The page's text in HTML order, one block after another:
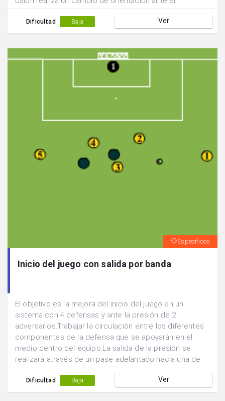
Dificultad Baja Ver
Específicos
Inicio del juego con salida por banda
El objetivo es la mejora del inicio del juego en un
sistema con 4 defensas y ante la presión de 2
adversarios.Trabajar la circulación entre los diferentes
componentes de la defensa que se apoyarán en el
medio centro del equipo.La salida de la presión se
realizará através de un pase adelantado hacia una de
Dificultad Baja Ver